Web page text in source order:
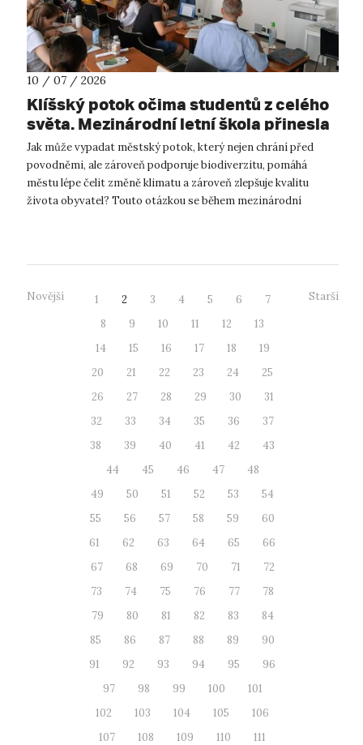
10 / 07 / 2026
Klíšský potok očima studentů z celého
světa. Mezinárodní letní škola přinesla
inspiraci pro budoucnost Ústí nad
Labem.
Jak může vypadat městský potok, který nejen chrání před
povodněmi, ale zároveň podporuje biodiverzitu, pomáhá
městu lépe čelit změně klimatu a zároveň zlepšuje kvalitu
života obyvatel? Touto otázkou se během mezinárodní
Novější 1 2 3 4 5 6
7
8
9 10 11 12
13
14
15 16 17 18
19
20
21 22 23 24
25
26
27 28 29 30
31
32
33 34 35 36
37
38
39 40 41 42
43
44
45 46 47
48
49
50 51 52 53
54
55
56 57 58 59
60
61
62 63 64 65
66
67
68 69 70 71
72
73
74 75 76 77
78
79
80 81 82 83
84
85
86 87 88 89
90
91
92 93 94 95
96
97
98 99 100
101
102
103 104 105
106
107
108 109 110
111
Starší